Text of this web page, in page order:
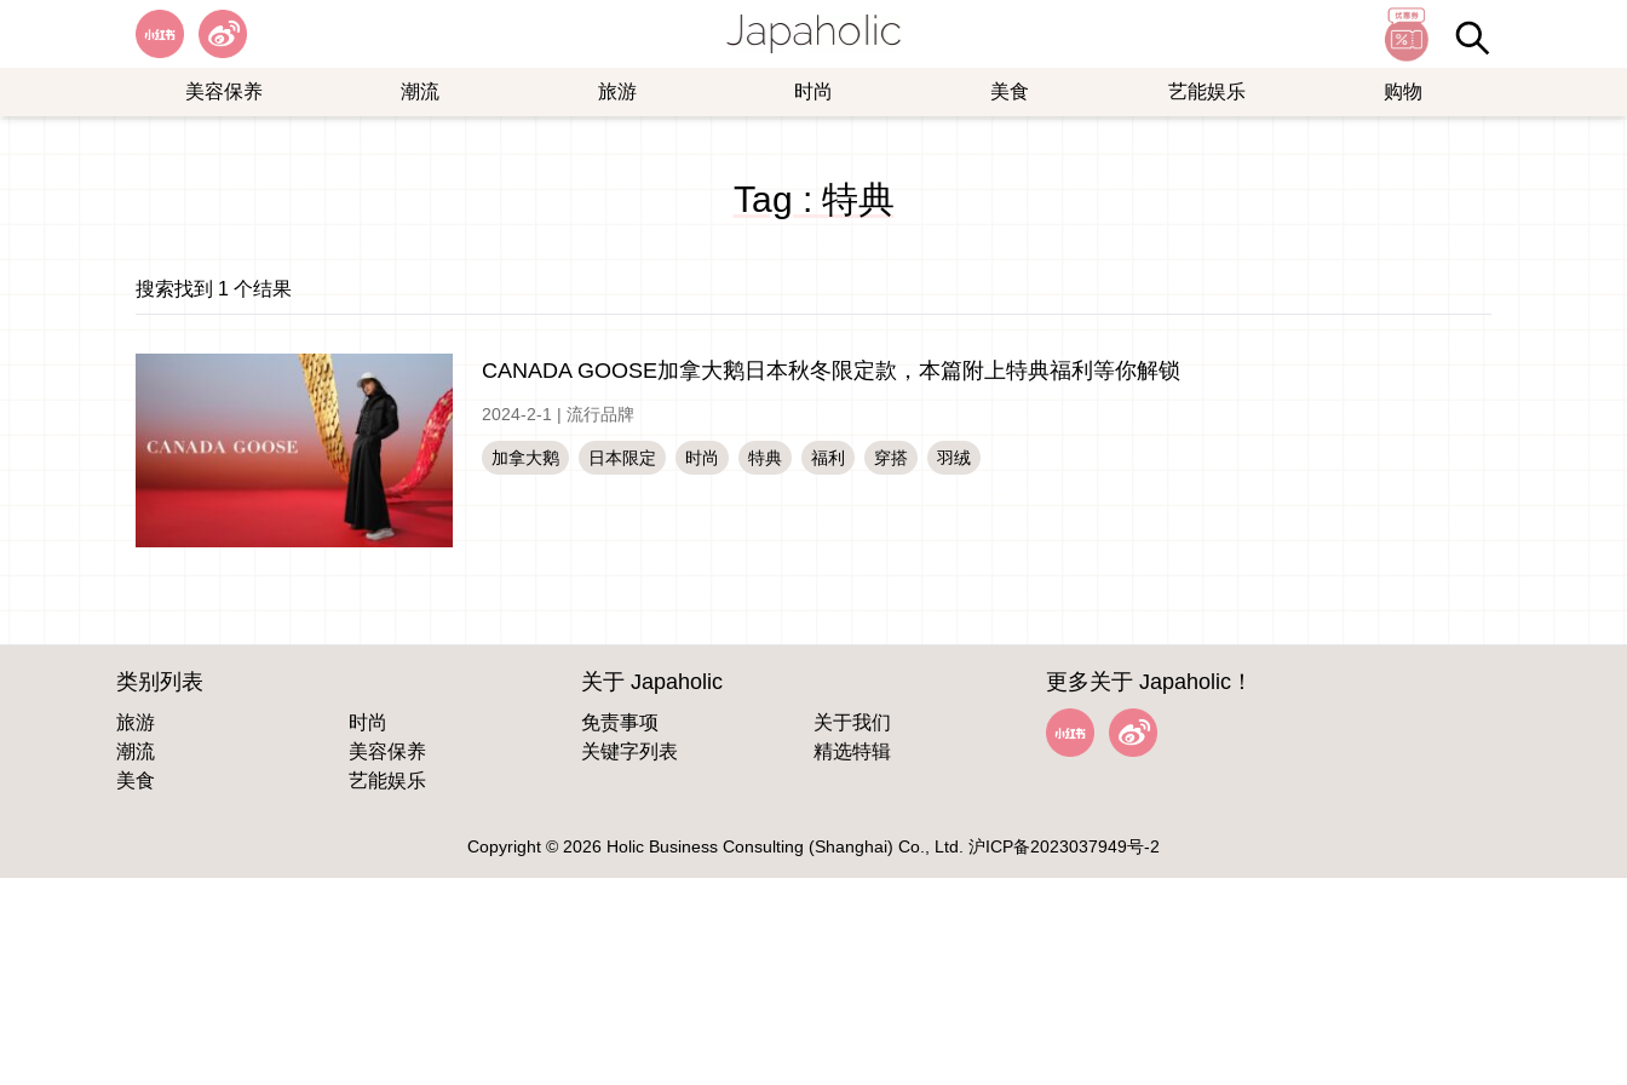
美容保养 潮流 旅游 时尚 美食 艺能娱乐
购物
Tag : 特典
搜索找到 1 个结果
CANADA GOOSE加拿大鹅日本秋冬限定款，本篇附上特典福利等你解锁
2024-2-1 | 流行品牌
加拿大鹅 日本限定 时尚 特典 福利 穿搭 羽绒
类别列表
旅游
时尚
潮流
美容保养
美食
艺能娱乐
关于 Japaholic
免责事项
关于我们
关键字列表
精选特辑
更多关于 Japaholic！
Copyright © 2026 Holic Business Consulting (Shanghai) Co., Ltd. 沪ICP备2023037949号-2